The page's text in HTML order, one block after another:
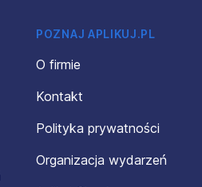
POZNAJ APLIKUJ.PL
O firmie
Kontakt
Polityka prywatności
Organizacja wydarzeń